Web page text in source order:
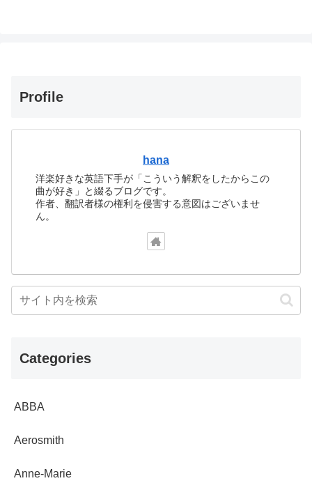
Profile
hana
洋楽好きな英語下手が「こういう解釈をしたからこの
曲が好き」と綴るブログです。
作者、翻訳者様の権利を侵害する意図はございませ
ん。
Categories
ABBA
Aerosmith
Anne-Marie